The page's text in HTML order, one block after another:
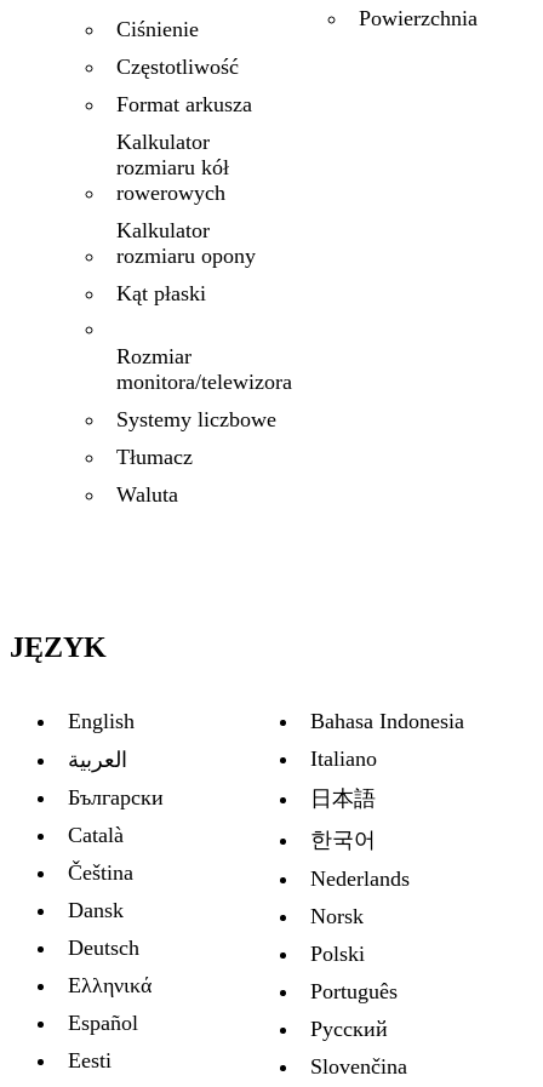
Ciśnienie
Częstotliwość
Format arkusza
Kalkulator
rozmiaru kół
rowerowych
Kalkulator
rozmiaru opony
Kąt płaski
Rozmiar
monitora/telewizora
Systemy liczbowe
Tłumacz
Waluta
Powierzchnia
JĘZYK
English
العربية
Български
Català
Čeština
Dansk
Deutsch
Ελληνικά
Español
Eesti
Bahasa Indonesia
Italiano
日本語
한국어
Nederlands
Norsk
Polski
Português
Русский
Slovenčina